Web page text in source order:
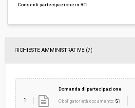
Consenti partecipazione in RTI
RICHIESTE AMMINISTRATIVE (7)
1
Domanda di partecipazione
Obbligatorietà documento: Sì